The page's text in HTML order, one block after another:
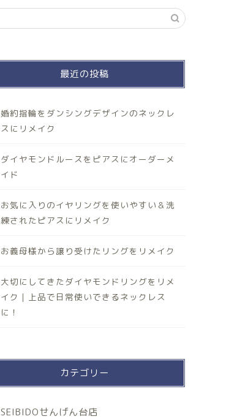
最近の投稿
婚約指輪をダンシングデザインのネックレ
スにリメイク
ダイヤモンドルースをピアスにオーダーメ
イド
お気に入りのイヤリングを使いやすい＆洗
練されたピアスにリメイク
お義母様から譲り受けたリングをリメイク
大切にしてきたダイヤモンドリングをリメ
イク｜上品で日常使いできるネックレス
に！
カテゴリー
SEIBIDOせんげん台店